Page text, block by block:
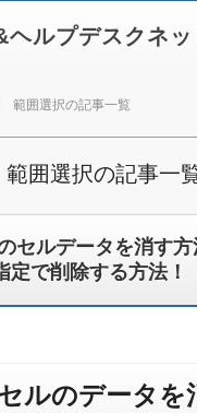
ルプデスクネッ
囲選択の記事一覧
囲選択の記事一
セルデータを消す
定で削除する方法！
ルのデータを